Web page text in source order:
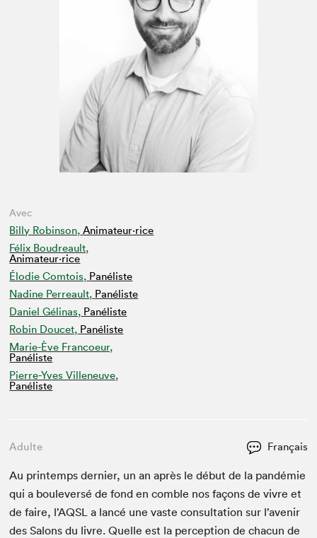
Avec
Billy Robinson, Animateur⋅rice
Félix Boudreault,
Animateur⋅rice
Élodie Comtois, Panéliste
Nadine Perreault, Panéliste
Daniel Gélinas, Panéliste
Robin Doucet, Panéliste
Marie-Ève Francoeur,
Panéliste
Pierre-Yves Villeneuve,
Panéliste
Adulte Français
Au print­emps dernier, un an après le début de la pandémie
qui a boulever­sé de fond en comble nos façons de vivre et
de faire, l’AQSL a lancé une vaste con­sul­ta­tion sur l’avenir
des Salons du livre. Quelle est la per­cep­tion de cha­cun de